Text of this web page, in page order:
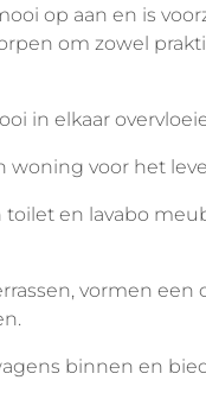
op aan en is
om zowel
in elkaar
woning voor het
en lavabo
vormen een
binnen en